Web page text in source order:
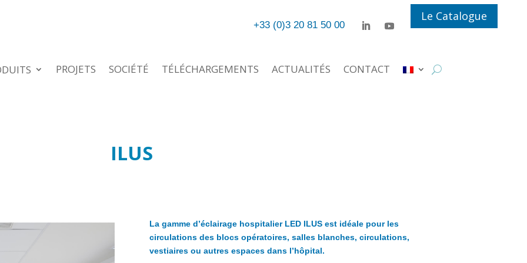
+33 (0)3 20 81 50 00
Le Catalogue
PROJETS SOCIÉTÉ TÉLÉCHARGEMENTS ACTUALITÉS CONTACT
ILUS
La gamme d’éclairage hospitalier LED ILUS est idéale pour les
circulations des blocs opératoires, salles blanches, circulations,
vestiaires ou autres espaces dans l’hôpital.